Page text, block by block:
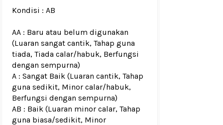
Kondisi : AB
AA : Baru atau belum digunakan
(Luaran sangat cantik, Tahap guna
tiada, Tiada calar/habuk, Berfungsi
dengan sempurna)
A : Sangat Baik (Luaran cantik, Tahap
guna sedikit, Minor calar/habuk,
Berfungsi dengan sempurna)
AB : Baik (Luaran minor calar, Tahap
guna biasa/sedikit, Minor